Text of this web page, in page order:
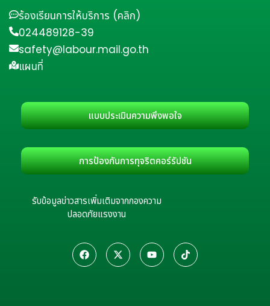
ร้องเรียนการให้บริการ (คลิก)
024489128-39
safety@labour.mail.go.th
แผนที่
แบบประเมินความพึงพอใจ
การป้องกันการทุจริตคอร์รัปชัน
รับข้อมูลข่าวสารเพิ่มเติมจากกองความ
ปลอดภัยแรงงาน